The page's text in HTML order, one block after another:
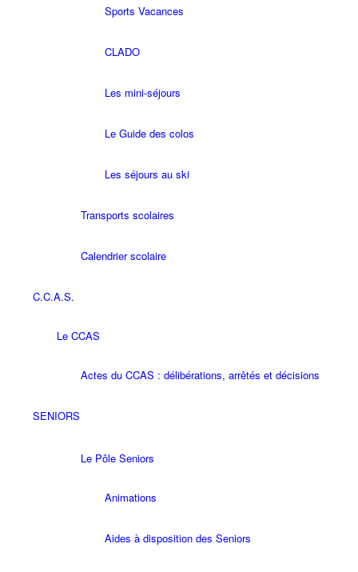
Sports Vacances
CLADO
Les mini-séjours
Le Guide des colos
Les séjours au ski
Transports scolaires
Calendrier scolaire
C.C.A.S.
Le CCAS
Actes du CCAS : délibérations, arrêtés et décisions
SENIORS
Le Pôle Seniors
Animations
Aides à disposition des Seniors